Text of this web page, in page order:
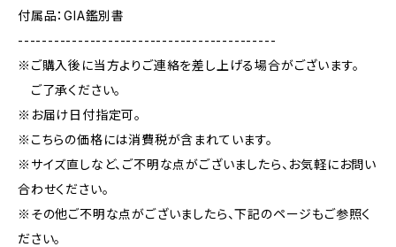
付属品：GIA鑑別書
-------------------------------------------
※ご購入後に当方よりご連絡を差し上げる場合がございます。
ご了承ください。
※お届け日付指定可。
※こちらの価格には消費税が含まれています。
※サイズ直しなど、ご不明な点がございましたら、お気軽にお問い
合わせください。
※その他ご不明な点がございましたら、下記のページもご参照く
ださい。